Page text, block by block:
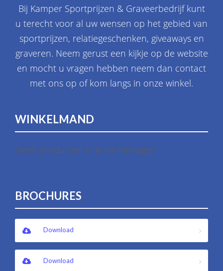
Bij Kamper Sportprijzen & Graveerbedrijf kunt
u terecht voor al uw wensen op het gebied van
sportprijzen, relatiegeschenken, giveaways en
graveren. Neem gerust een kijkje op de website
en mocht u vragen hebben neem dan contact
met ons op of kom langs in onze winkel.
WINKELMAND
Geen producten in je winkelwagen.
BROCHURES
Download
Download